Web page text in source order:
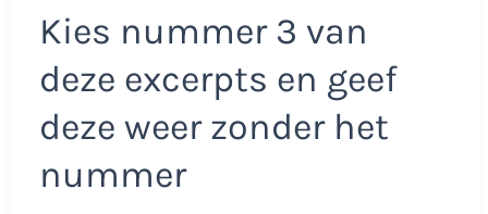
Kies nummer 3 van
deze excerpts en geef
deze weer zonder het
nummer